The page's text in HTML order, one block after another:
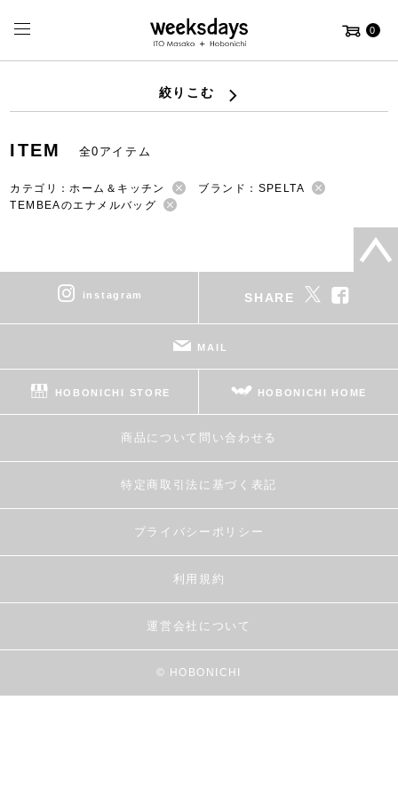
0
絞りこむ
ITEM 全0アイテム
カテゴリ：ホーム＆キッチン
ブランド：SPELTA
TEMBEAのエナメルバッグ
instagram SHARE
MAIL
HOBONICHI STORE HOBONICHI HOME
商品について問い合わせる
特定商取引法に基づく表記
プライバシーポリシー
利用規約
運営会社について
© HOBONICHI